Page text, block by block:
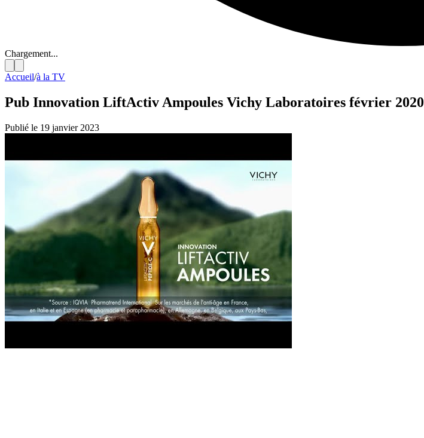
Chargement...
Accueil/à la TV
Pub Innovation LiftActiv Ampoules Vichy Laboratoires février 2020
Publié le 19 janvier 2023